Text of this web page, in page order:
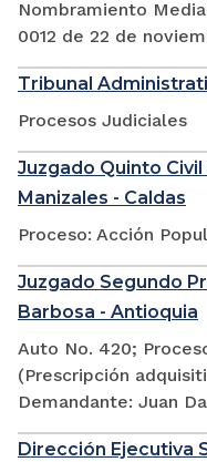
Nombramiento
0012 de 22 de
Tribunal
Procesos Judiciales
Juzgado Quinto
Manizales - Caldas
Proceso: Acción
Juzgado Segundo
Barbosa - Antioquia
Auto No. 420;
(Prescripción
Demandante: Juan
Dirección Ejecutiva